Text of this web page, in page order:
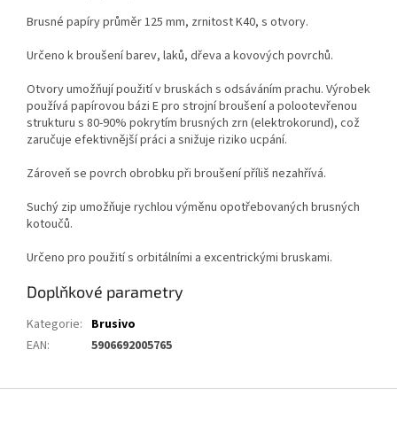
Brusné papíry průměr 125 mm, zrnitost K40, s otvory.
Určeno k broušení barev, laků, dřeva a kovových povrchů.
Otvory umožňují použití v bruskách s odsáváním prachu. Výrobek
používá papírovou bázi E pro strojní broušení a polootevřenou
strukturu s 80-90% pokrytím brusných zrn (elektrokorund), což
zaručuje efektivnější práci a snižuje riziko ucpání.
Zároveň se povrch obrobku při broušení příliš nezahřívá.
Suchý zip umožňuje rychlou výměnu opotřebovaných brusných
kotoučů.
Určeno pro použití s orbitálními a excentrickými bruskami.
Doplňkové parametry
Kategorie: Brusivo
EAN: 5906692005765